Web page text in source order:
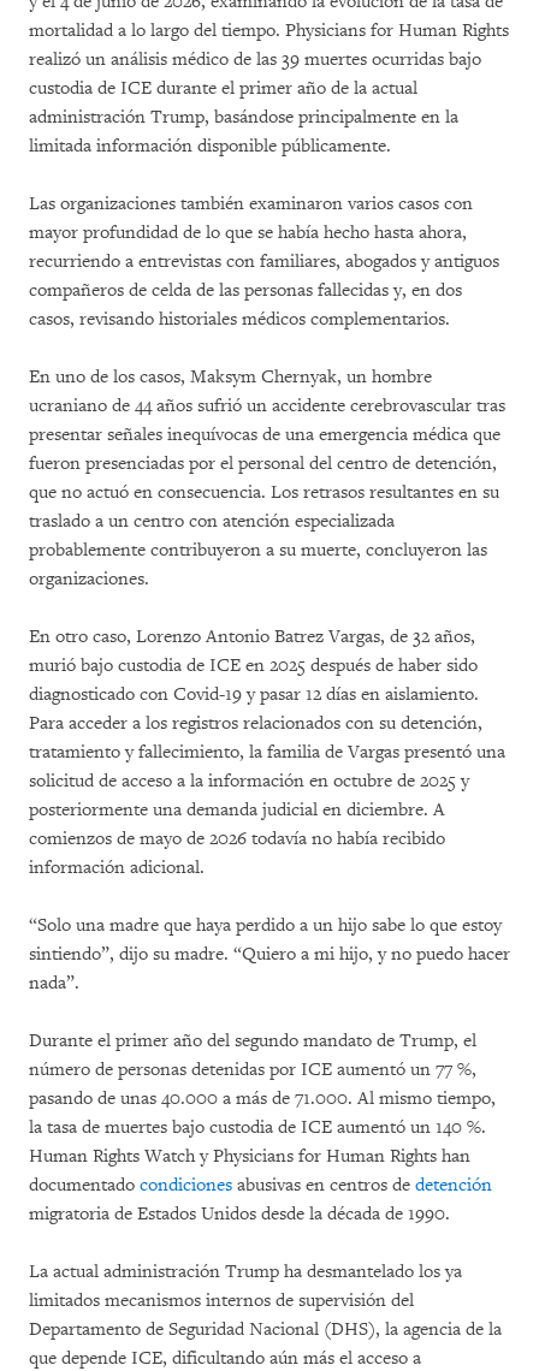
mortalidad a lo largo del tiempo. Physicians for Human Rights
realizó un análisis médico de las 39 muertes ocurridas bajo
custodia de ICE durante el primer año de la actual
administración Trump, basándose principalmente en la
limitada información disponible públicamente.
Las organizaciones también examinaron varios casos con
mayor profundidad de lo que se había hecho hasta ahora,
recurriendo a entrevistas con familiares, abogados y antiguos
compañeros de celda de las personas fallecidas y, en dos
casos, revisando historiales médicos complementarios.
En uno de los casos, Maksym Chernyak, un hombre
ucraniano de 44 años sufrió un accidente cerebrovascular tras
presentar señales inequívocas de una emergencia médica que
fueron presenciadas por el personal del centro de detención,
que no actuó en consecuencia. Los retrasos resultantes en su
traslado a un centro con atención especializada
probablemente contribuyeron a su muerte, concluyeron las
organizaciones.
En otro caso, Lorenzo Antonio Batrez Vargas, de 32 años,
murió bajo custodia de ICE en 2025 después de haber sido
diagnosticado con Covid-19 y pasar 12 días en aislamiento.
Para acceder a los registros relacionados con su detención,
tratamiento y fallecimiento, la familia de Vargas presentó una
solicitud de acceso a la información en octubre de 2025 y
posteriormente una demanda judicial en diciembre. A
comienzos de mayo de 2026 todavía no había recibido
información adicional.
“Solo una madre que haya perdido a un hijo sabe lo que estoy
sintiendo”, dijo su madre. “Quiero a mi hijo, y no puedo hacer
nada”.
Durante el primer año del segundo mandato de Trump, el
número de personas detenidas por ICE aumentó un 77 %,
pasando de unas 40.000 a más de 71.000. Al mismo tiempo,
la tasa de muertes bajo custodia de ICE aumentó un 140 %.
Human Rights Watch y Physicians for Human Rights han
documentado condiciones abusivas en centros de detención
migratoria de Estados Unidos desde la década de 1990.
La actual administración Trump ha desmantelado los ya
limitados mecanismos internos de supervisión del
Departamento de Seguridad Nacional (DHS), la agencia de la
que depende ICE, dificultando aún más el acceso a